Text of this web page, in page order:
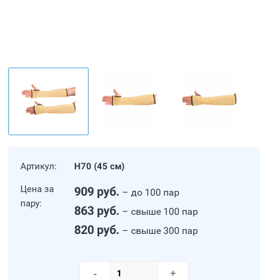
Артикул: Н70 (45 см)
Цена за
пару:
909 руб. – до 100 пар
863 руб. – свыше 100 пар
820 руб. – свыше 300 пар
- +